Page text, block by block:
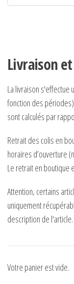
Livraison
La livraison s'effectue
fonction des
sont calculés par
Retrait des colis en
horaires d’ouverture
Le retrait en boutique
Attention, certains
uniquement
description de l'article.
Votre panier est vide.